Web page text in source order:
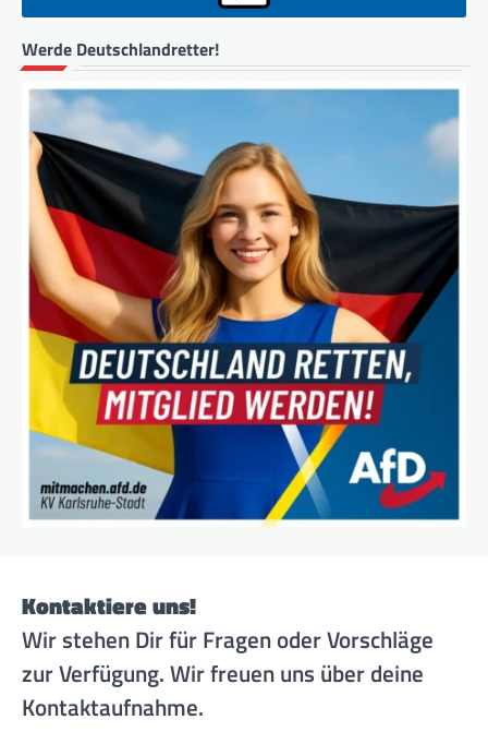
Werde Deutschlandretter!
Kontaktiere uns!
Wir stehen Dir für Fragen oder Vorschläge
zur Verfügung. Wir freuen uns über deine
Kontaktaufnahme.